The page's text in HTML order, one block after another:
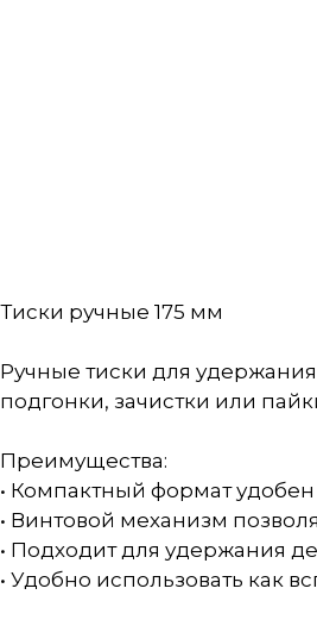
Тиски ручные 175 мм
Ручные тиски для
подгонки, зачистки или
Преимущества:
• Компактный формат
• Винтовой механизм
• Подходит для удержания
• Удобно использовать как